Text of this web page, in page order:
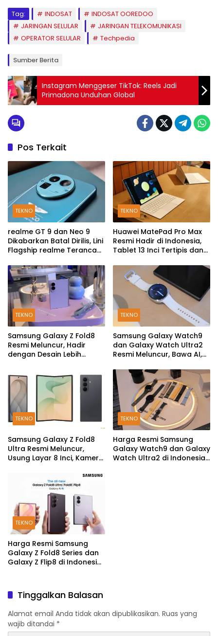
Tag: INDOSAT
INDOSAT OOREDOO
JARINGAN SELULAR
JARINGAN TELEKOMUNIKASI
OPERATOR SELULAR
Techpedia
Sumber Berita
Instagram Menggeser TikTok: Reels Jadi
Primadona Unduhan Global
Pos Terkait
TEKNO
realme GT 9 dan Neo 9
Dikabarkan Batal Dirilis, Lini
Flagship realme Terancam
TEKNO
Huawei MatePad Pro Max
Resmi Hadir di Indonesia,
Tablet 13 Inci Tertipis dan
TEKNO
Samsung Galaxy Z Fold8
Resmi Meluncur, Hadir
dengan Desain Lebih
TEKNO
Samsung Galaxy Watch9
dan Galaxy Watch Ultra2
Resmi Meluncur, Bawa AI,
dan Fitur Kesehatan Baru
TEKNO
Samsung Galaxy Z Fold8
Ultra Resmi Meluncur,
Usung Layar 8 Inci, Kamera
TEKNO
Harga Resmi Samsung
Galaxy Watch9 dan Galaxy
Watch Ultra2 di Indonesia,
TEKNO
Harga Resmi Samsung
Galaxy Z Fold8 Series dan
Galaxy Z Flip8 di Indonesia,
Tinggalkan Balasan
Alamat email Anda tidak akan dipublikasikan. Ruas yang
wajib ditandai *